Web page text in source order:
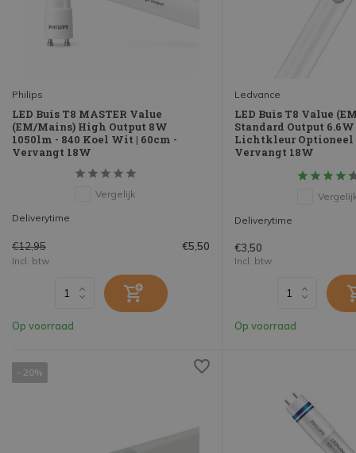
Philips
LED Buis T8 MASTER Value
(EM/Mains) High Output 8W
1050lm - 840 Koel Wit | 60cm -
Vervangt 18W
Vergelijk
Deliverytime
€12,95 €5,50
Incl. btw
Op voorraad
Ledvance
LED Buis T8 Value
Standard Output
Lichtkleur Optioneel
Vervangt 18W
Deliverytime
€3,50
Incl. btw
Op voorraad
- 20%